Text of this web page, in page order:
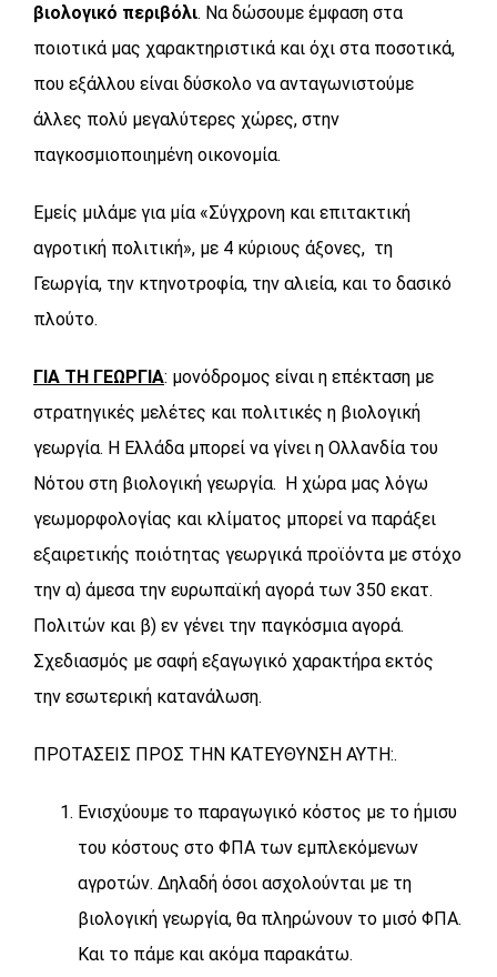
βιολογικό περιβόλι. Να δώσουμε έμφαση στα
ποιοτικά μας χαρακτηριστικά και όχι στα ποσοτικά,
που εξάλλου είναι δύσκολο να ανταγωνιστούμε
άλλες πολύ μεγαλύτερες χώρες, στην
παγκοσμιοποιημένη οικονομία.
Εμείς μιλάμε για μία «Σύγχρονη και επιτακτική
αγροτική πολιτική», με 4 κύριους άξονες, τη
Γεωργία, την κτηνοτροφία, την αλιεία, και το δασικό
πλούτο.
ΓΙΑ ΤΗ ΓΕΩΡΓΙΑ: μονόδρομος είναι η επέκταση με
στρατηγικές μελέτες και πολιτικές η βιολογική
γεωργία. Η Ελλάδα μπορεί να γίνει η Ολλανδία του
Νότου στη βιολογική γεωργία. Η χώρα μας λόγω
γεωμορφολογίας και κλίματος μπορεί να παράξει
εξαιρετικής ποιότητας γεωργικά προϊόντα με στόχο
την α) άμεσα την ευρωπαϊκή αγορά των 350 εκατ.
Πολιτών και β) εν γένει την παγκόσμια αγορά.
Σχεδιασμός με σαφή εξαγωγικό χαρακτήρα εκτός
την εσωτερική κατανάλωση.
ΠΡΟΤΑΣΕΙΣ ΠΡΟΣ ΤΗΝ ΚΑΤΕΥΘΥΝΣΗ ΑΥΤΗ:.
Ενισχύουμε το παραγωγικό κόστος με το ήμισυ
του κόστους στο ΦΠΑ των εμπλεκόμενων
αγροτών. Δηλαδή όσοι ασχολούνται με τη
βιολογική γεωργία, θα πληρώνουν το μισό ΦΠΑ.
Και το πάμε και ακόμα παρακάτω.